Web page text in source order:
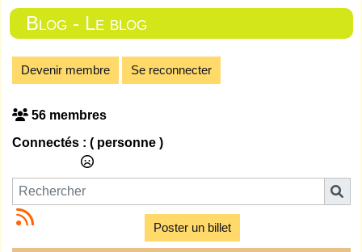
Blog - Le blog
Devenir membre Se reconnecter
56 membres
Connectés : ( personne )
Poster un billet